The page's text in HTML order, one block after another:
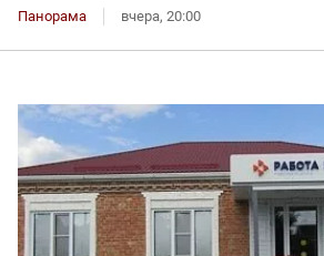
Панорама вчера, 20:00